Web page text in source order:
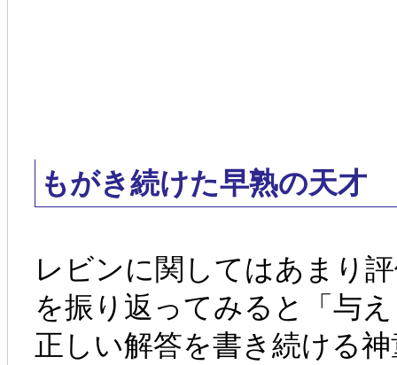
もがき続けた早熟の天才
レビンに関してはあまり
を振り返ってみると「与
正しい解答を書き続ける